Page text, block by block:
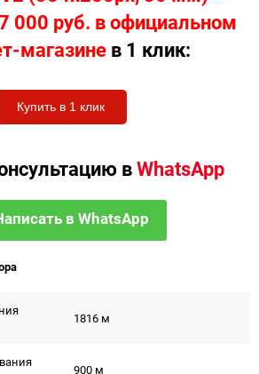
000 руб. в официальном
магазине в 1 клик:
Купить в 1 клик
вWhatsApp
в WhatsApp
1816 м
900 м